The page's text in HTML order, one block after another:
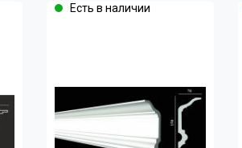
Есть в наличии